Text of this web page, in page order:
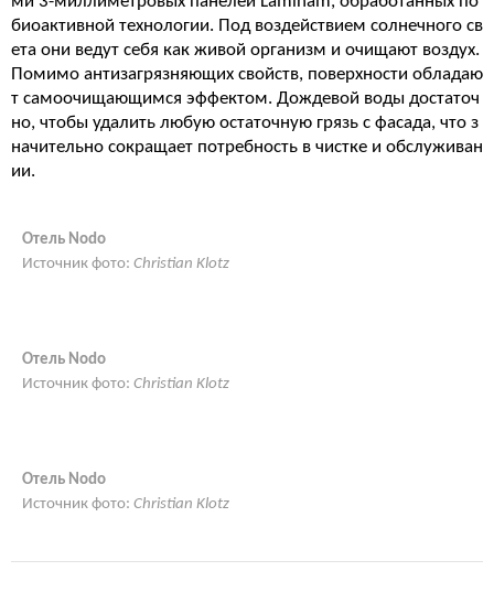
биоактивной технологии. Под воздействием солнечного св
ета они ведут себя как живой организм и очищают воздух.
Помимо антизагрязняющих свойств, поверхности обладаю
т самоочищающимся эффектом. Дождевой воды достаточ
но, чтобы удалить любую остаточную грязь с фасада, что з
начительно сокращает потребность в чистке и обслуживан
ии.
Отель Nodo
Источник фото: Christian Klotz
Отель Nodo
Источник фото: Christian Klotz
Отель Nodo
Источник фото: Christian Klotz